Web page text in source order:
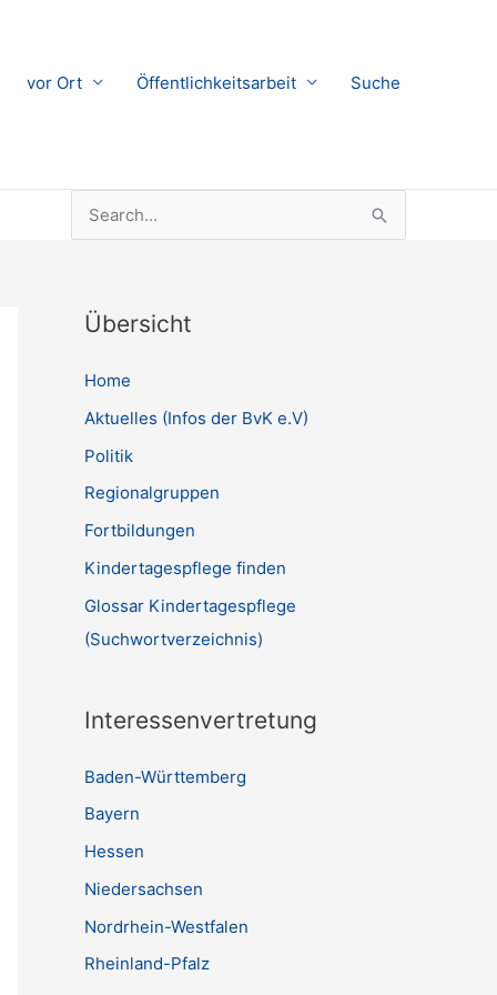
vor Ort Öffentlichkeitsarbeit Suche
Suchen
nach:
Übersicht
Home
Aktuelles (Infos der BvK e.V)
Politik
Regionalgruppen
Fortbildungen
Kindertagespflege finden
Glossar Kindertagespflege
(Suchwortverzeichnis)
Interessenvertretung
Baden-Württemberg
Bayern
Hessen
Niedersachsen
Nordrhein-Westfalen
Rheinland-Pfalz